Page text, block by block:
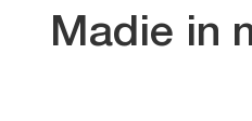
Madie in